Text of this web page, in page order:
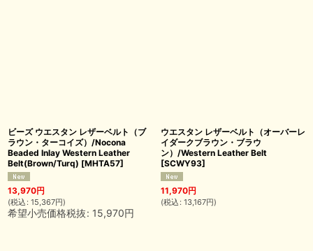
ビーズ ウエスタン レザーベルト（ブ
ラウン・ターコイズ）/Nocona
Beaded Inlay Western Leather
Belt(Brown/Turq) [MHTA57]
13,970円
(税込 : 15,367円)
希望小売価格税抜: 15,970円
ウエスタン レザーベルト（オーバーレ
イダークブラウン・ブラウ
ン）/Western Leather Belt
[SCWY93]
11,970円
(税込 : 13,167円)